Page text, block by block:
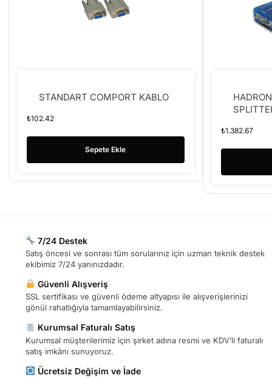
STANDART COMPORT KABLO
₺102.42
Sepete Ekle
₺1.382.67
7/24 Destek
Satış öncesi ve sonrası tüm sorularınız için uzman teknik destek
ekibimiz 7/24 yanınızdadır.
Güvenli Alışveriş
SSL sertifikası ve güvenli ödeme altyapısı ile alışverişlerinizi
gönül rahatlığıyla tamamlayabilirsiniz.
Kurumsal Faturalı Satış
Kurumsal müşterilerimiz için şirket adına resmi ve KDV’li faturalı
satış imkânı sunuyoruz.
Ücretsiz Değişim ve İade